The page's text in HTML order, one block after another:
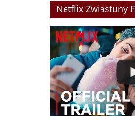
Netflix Zwiastuny